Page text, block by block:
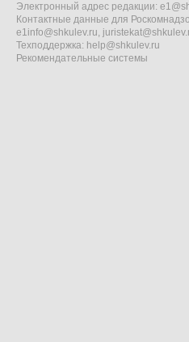
Электронный адрес редакции:
Контактные данные для
e1info@shkulev.ru,
Техподдержка: help@shkulev.ru
Рекомендательные системы